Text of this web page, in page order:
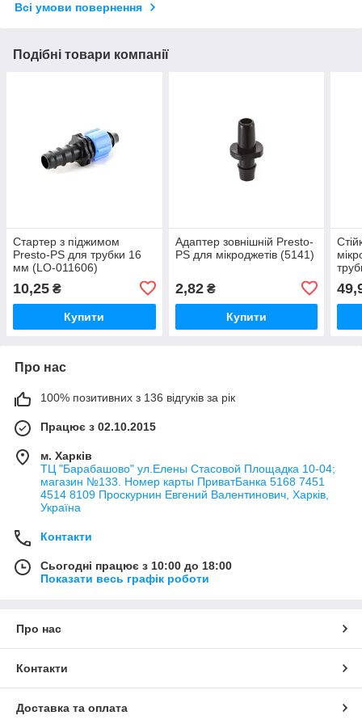
Всі умови повернення
Подібні товари компанії
Стартер з піджимом
Presto-PS для трубки 16
мм (LO-011606)
10,25 ₴
Купити
Адаптер зовнішній Presto-
PS для мікроджетів (5141)
2,82₴
Купити
Про нас
100% позитивних з 136 відгуків за рік
Працює з 02.10.2015
м. Харків
ТЦ "Барабашово" ул.Елены Стасовой Площадка 10-04;
магазин №133. Номер карты ПриватБанка 5168 7451
4514 8109 Проскурнин Евгений Валентинович, Харків,
Україна
Контакти
Сьогодні працює з 10:00 до 18:00
Показати весь графік роботи
Про нас
Контакти
Доставка та оплата